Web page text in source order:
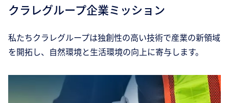
クラレグループ企業ミッション
私たちクラレグループは独創性の高い技術で産業の新領域
を開拓し、自然環境と生活環境の向上に寄与します。